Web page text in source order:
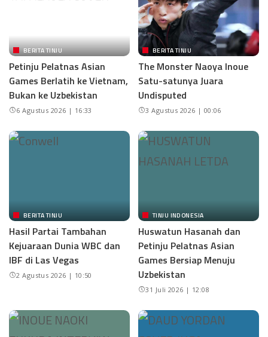
BERITA TINJU
Petinju Pelatnas Asian
Games Berlatih ke Vietnam,
Bukan ke Uzbekistan
6 Agustus 2026 | 16:33
BERITA TINJU
The Monster Naoya Inoue
Satu-satunya Juara
Undisputed
3 Agustus 2026 | 00:06
BERITA TINJU
Hasil Partai Tambahan
Kejuaraan Dunia WBC dan
IBF di Las Vegas
2 Agustus 2026 | 10:50
TINJU INDONESIA
Huswatun Hasanah dan
Petinju Pelatnas Asian
Games Bersiap Menuju
Uzbekistan
31 Juli 2026 | 12:08